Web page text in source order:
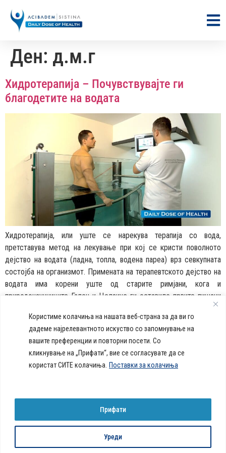
Користиме колачиња на нашата веб-страна за да ви го
дадеме најрелевантното искуство со запомнување на
вашите преференции и повторни посети. Со
кликнување на „Прифати“, вие се согласувате да се
користат СИТЕ колачиња. Поставки за колачиња
Уреди
Прифати
Ден: д.м.г
Хидротерапија – Почувствувајте ги
благодетите на водата
Хидротерапија, или уште се нарекува терапија со вода,
претставува метод на лекување при кој се кристи поволното
дејство на водата (ладна, топла, водена пареа) врз севкупната
состојба на организмот. Примената на терапевтското дејство на
водата има корени уште од старите римјани, кога и
природонаучниците Гален и Целзиус ги оставиле првите пишани
документи за дејството на топлата и ладната вода врз
организмот.
Daily Dose Of Health -
портал кој ќе ви ги одговори
сите прашања за вашето
здравје и ќе ви даде совети
callcenter@acibademsistina.mk
+ 389 2 30 99 500